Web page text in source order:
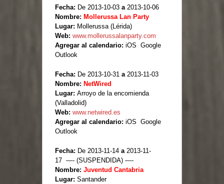
Fecha: De 2013-10-03 a2013-10-06
Nombre: Mollerussa Lan Party
Lugar: Mollerussa (Lérida)
Web: www.mollerussalanparty.com
Agregar al calendario: iOS Google
Outlook
Fecha: De 2013-10-31 a 2013-11-03
Nombre: NetWired
Lugar: Arroyo de la encomienda
(Valladolid)
Web: www.netwired.es
Agregar al calendario: iOS Google
Outlook
Fecha: De 2013-11-14 a2013-11-
17 —- (SUSPENDIDA) —-
Nombre: Juventud Cantabria
Lugar: Santander